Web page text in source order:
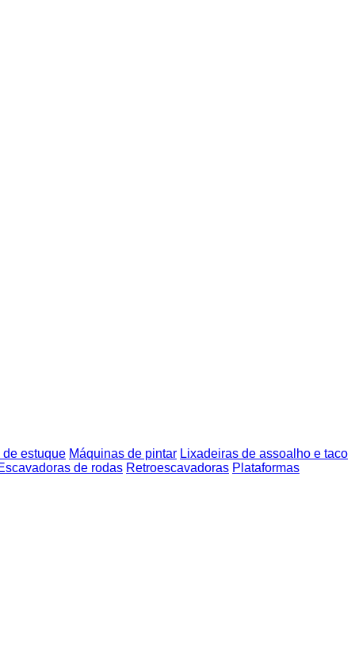
estuque Máquinas de pintar Lixadeiras de assoalho e taco
de rodas Retroescavadoras Plataformas